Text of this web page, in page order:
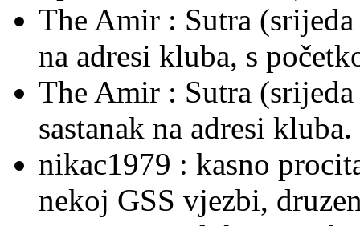
The Amir : Sutra
na adresi kluba, s
The Amir : Sutra
sastanak na adresi kluba.
nikac1979 : kasno
nekoj GSS vjezbi,